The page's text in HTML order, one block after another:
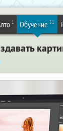
1 Обучение 31